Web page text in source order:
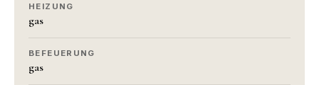
HEIZUNG
gas
BEFEUERUNG
gas